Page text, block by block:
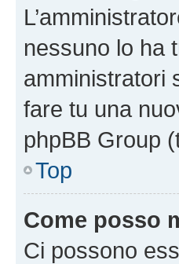
nessuno lo ha
amministratori
fare tu una
phpBB Group
Top
Come posso
Ci possono